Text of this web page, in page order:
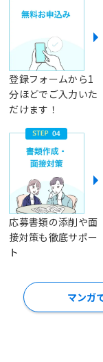
登録フォームから1
分ほどでご入力いた
だけます！
応募書類の添削や面
接対策も徹底サポー
ト
マンガ